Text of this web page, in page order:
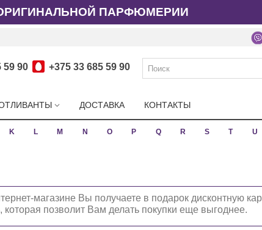
ПАРФЮМЕРИИ
59 90 +375 33 685 59 90
ДОСТАВКА КОНТАКТЫ
K L M N O P Q R S T U
магазине Вы получаете в подарок дисконтную
, которая позволит Вам делать покупки еще выгоднее.